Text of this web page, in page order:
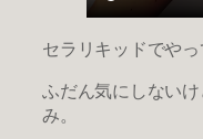
セラリキッドでや
ふだん気にしない
み。